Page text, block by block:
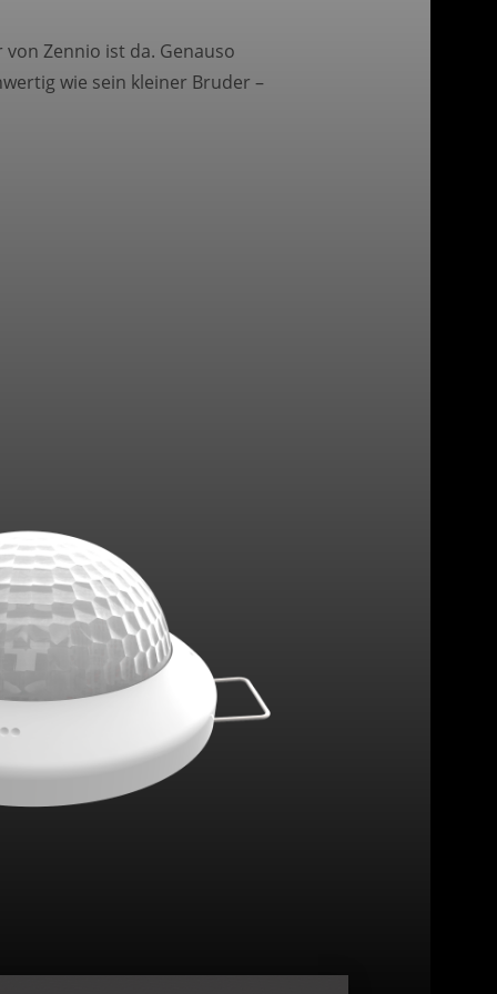
Zennio ist da. Genauso
wie sein kleiner Bruder –